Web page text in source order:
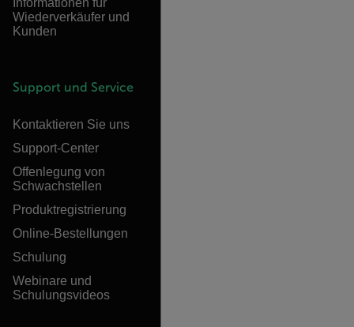
Wiederverkäufer und
Kunden
Support und Service
Kontaktieren Sie uns
Support-Center
Offenlegung von
Schwachstellen
Produktregistrierung
Online-Bestellungen
Schulung
Webinare und
Schulungsvideos